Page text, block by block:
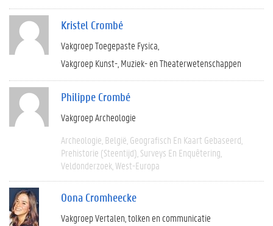
Kristel Crombé
Vakgroep Toegepaste Fysica
Vakgroep Kunst-, Muziek- en Theaterwetenschappen
Philippe Crombé
Vakgroep Archeologie
Archeologie België Geografisch En Kaart Gebaseerd
Prehistorie (steentijd) Surveys En Enquêtering
Veldonderzoek West-Europa
Oona Cromheecke
Vakgroep Vertalen, tolken en communicatie